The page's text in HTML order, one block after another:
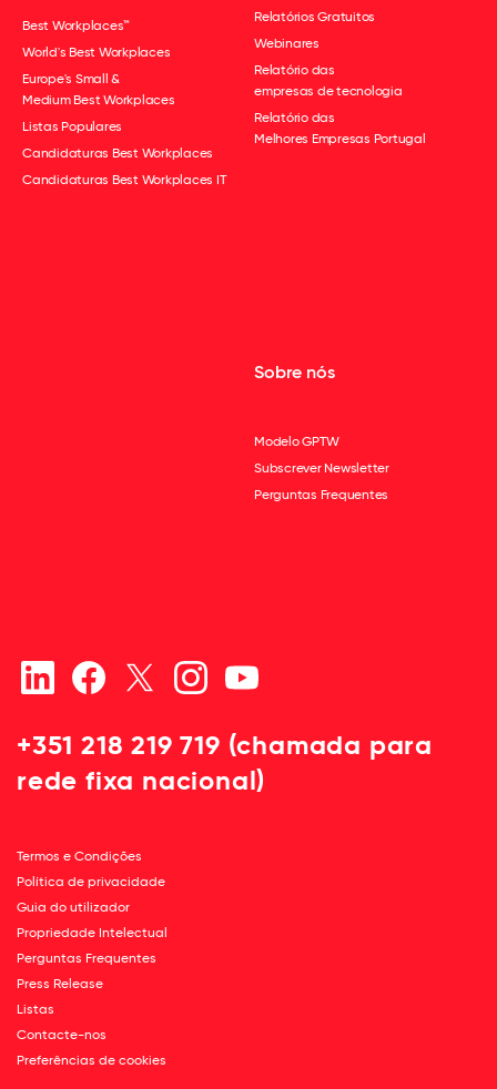
Best Workplaces™
World's Best Workplaces
Europe's Small &
Medium Best Workplaces
Listas Populares
Candidaturas Best Workplaces
Candidaturas Best Workplaces IT
Relatórios Gratuitos
Webinares
Relatório das
empresas de tecnologia
Relatório das
Melhores Empresas Portugal
Sobre nós
Modelo GPTW
Subscrever Newsletter
Perguntas Frequentes
+351 218 219 719 (chamada para
rede fixa nacional)
Termos e Condições
Política de privacidade
Guia do utilizador
Propriedade Intelectual
Perguntas Frequentes
Press Release
Listas
Contacte-nos
Preferências de cookies